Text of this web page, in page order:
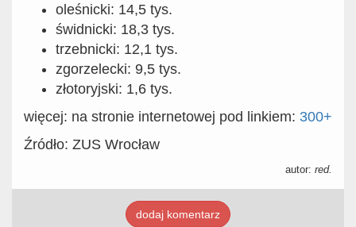
oleśnicki: 14,5 tys.
świdnicki: 18,3 tys.
trzebnicki: 12,1 tys.
zgorzelecki: 9,5 tys.
złotoryjski: 1,6 tys.
więcej: na stronie internetowej pod linkiem: 300+
Źródło: ZUS Wrocław
autor: red.
dodaj komentarz